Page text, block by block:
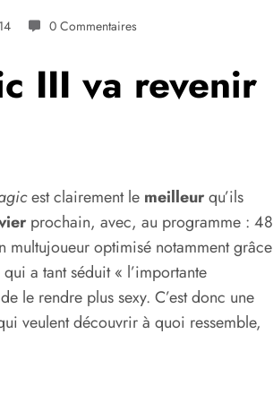
0 Commentaires
III va revenir
est clairement le meilleurqu’ils
prochain, avec, au programme : 48
multujoueur optimisé notamment grâce
a tant séduit « l’importante
le rendre plus sexy. C’est donc une
veulent découvrir à quoi ressemble,